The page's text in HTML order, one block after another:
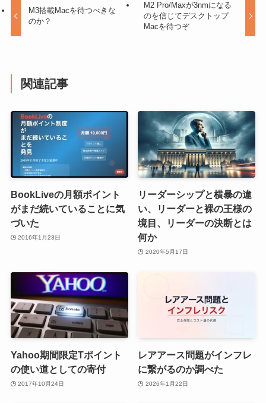
M3搭載Macを待つべきな
のか？
M2 Pro/Maxが3nmになる
のを信じてデスクトップ
Macを待つぞ
関連記事
BookLiveの月額ポイント
がまだ続いていることに気
づいた
2016年1月23日
リーダーシップと横暴の違
い、リーダーと裸の王様の
境目、リーダーの決断とは
何か
2020年5月17日
Yahoo期間限定Tポイント
の使い道としての寄付
2017年10月24日
レアアース問題がインフレ
に繋がるのか調べた
2026年1月22日